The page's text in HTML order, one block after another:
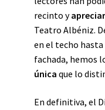
recinto y
Teatro Albéniz.
en el techo
fachada, hemos
única que lo
En definitiva, el